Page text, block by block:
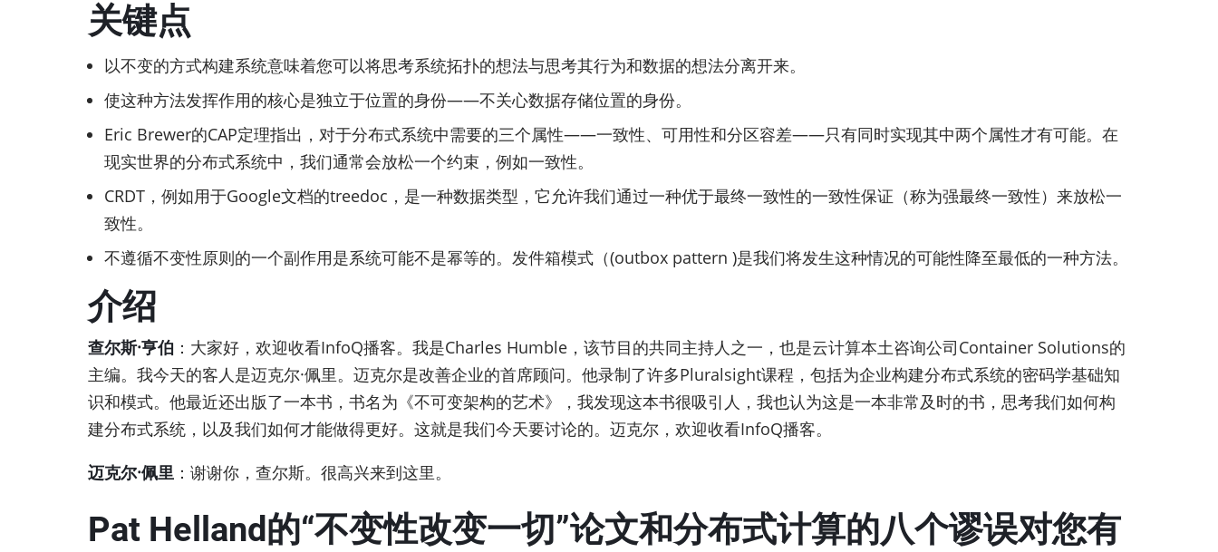
关键点
以不变的方式构建系统意味着您可以将思考系统拓扑的想法与思考其行为和数据的想法分离开来。
使这种方法发挥作用的核心是独立于位置的身份——不关心数据存储位置的身份。
Eric Brewer的CAP定理指出，对于分布式系统中需要的三个属性——一致性、可用性和分区容差——只有同时实现其中两个属性才有可能。在
现实世界的分布式系统中，我们通常会放松一个约束，例如一致性。
CRDT，例如用于Google文档的treedoc，是一种数据类型，它允许我们通过一种优于最终一致性的一致性保证（称为强最终一致性）来放松一
致性。
不遵循不变性原则的一个副作用是系统可能不是幂等的。发件箱模式（(outbox pattern )是我们将发生这种情况的可能性降至最低的一种方法。
介绍
查尔斯·亨伯 ：大家好，欢迎收看InfoQ播客。我是Charles Humble，该节目的共同主持人之一，也是云计算本土咨询公司Container Solutions的
主编。我今天的客人是迈克尔·佩里。迈克尔是改善企业的首席顾问。他录制了许多Pluralsight课程，包括为企业构建分布式系统的密码学基础知
识和模式。他最近还出版了一本书，书名为《不可变架构的艺术》，我发现这本书很吸引人，我也认为这是一本非常及时的书，思考我们如何构
建分布式系统，以及我们如何才能做得更好。这就是我们今天要讨论的。迈克尔，欢迎收看InfoQ播客。
迈克尔·佩里 ：谢谢你，查尔斯。很高兴来到这里。
Pat Helland的“不变性改变一切”论文和分布式计算的八个谬误对您有